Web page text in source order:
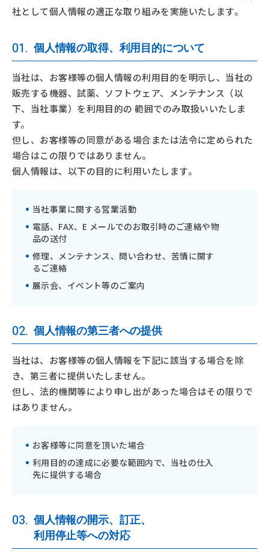
社として個人情報の適正な取り組みを実施いたします。
01. 個人情報の取得、利用目的について
当社は、お客様等の個人情報の利用目的を明示し、当社の
販売する機器、試薬、ソフトウェア、メンテナンス（以
下、当社事業）を利用目的の 範囲でのみ取扱いいたしま
す。
但し、お客様等の同意がある場合または法令に定められた
場合はこの限りではありません。
個人情報は、以下の目的に利用いたします。
当社事業に関する営業活動
電話、FAX、E メールでのお取引時のご連絡や物
品の送付
修理、メンテナンス、問い合わせ、苦情に関す
るご連絡
展示会、イベント等のご案内
02. 個人情報の第三者への提供
当社は、お客様等の個人情報を下記に該当する場合を除
き、第三者に提供いたしません。
但し、法的機関等により申し出があった場合はその限りで
はありません。
お客様等に同意を頂いた場合
利用目的の達成に必要な範囲内で、当社の仕入
先に提供する場合
03. 個人情報の開示、訂正、
利用停止等への対応